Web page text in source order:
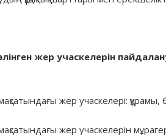
жер учаскелерін
жер учаскелері: құрамы,
жер учаскелерін